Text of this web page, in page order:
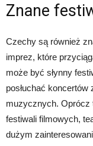
Znane
Czechy są również
imprez, które
może być słynny
posłuchać
muzycznych. Oprócz
festiwali filmowych,
dużym